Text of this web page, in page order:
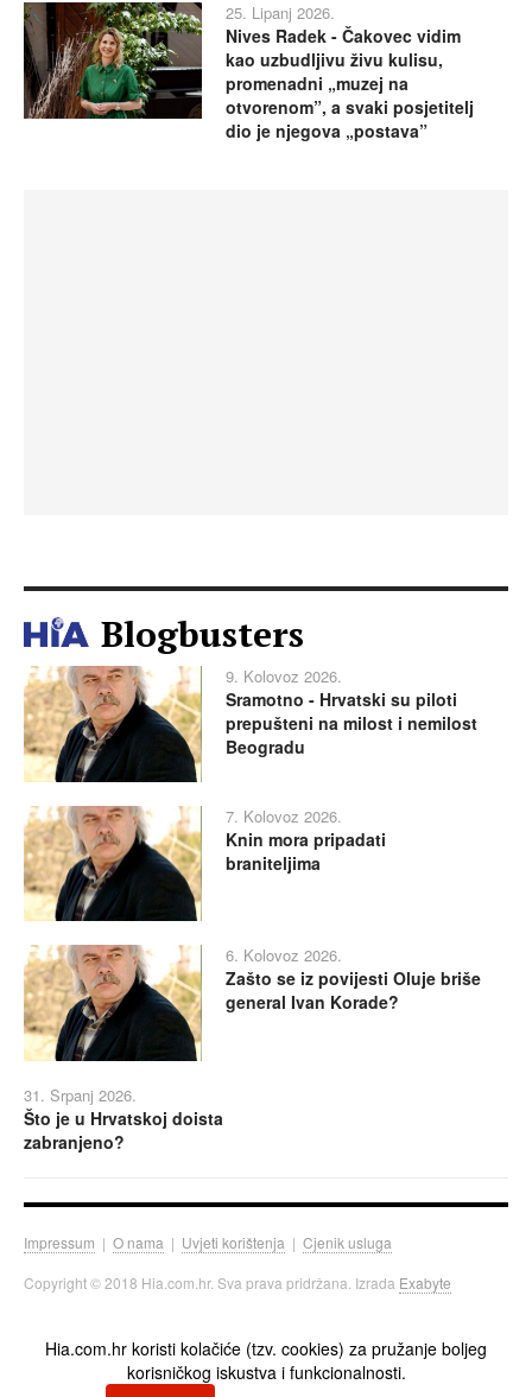
25. Lipanj 2026.
Nives Radek - Čakovec vidim
kao uzbudljivu živu kulisu,
promenadni „muzej na
otvorenom”, a svaki posjetitelj
dio je njegova „postava”
Blogbusters
9. Kolovoz 2026.
Sramotno - Hrvatski su piloti
prepušteni na milost i nemilost
Beogradu
7. Kolovoz 2026.
Knin mora pripadati
braniteljima
6. Kolovoz 2026.
Zašto se iz povijesti Oluje briše
general Ivan Korade?
31. Srpanj 2026.
Što je u Hrvatskoj doista
zabranjeno?
Impressum | O nama | Uvjeti korištenja | Cjenik usluga
Copyright © 2018 Hia.com.hr. Sva prava pridržana. Izrada Exabyte
Hia.com.hr koristi kolačiće (tzv. cookies) za pružanje boljeg
korisničkog iskustva i funkcionalnosti.